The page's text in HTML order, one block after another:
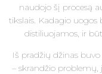
naudojo šį procesą
tikslais. Kadagio
distiliuojamos, ir
Iš pradžių džinas
– skrandžio